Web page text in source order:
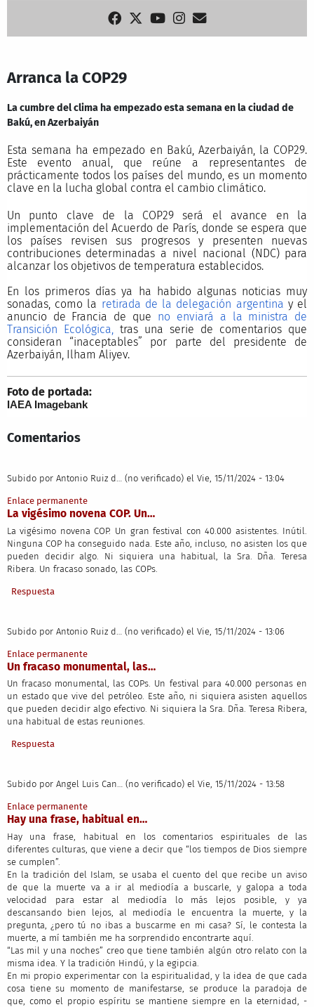
Arranca la COP29
La cumbre del clima ha empezado esta semana en la ciudad de
Bakú, en Azerbaiyán
Esta semana ha empezado en Bakú, Azerbaiyán, la COP29.
Este evento anual, que reúne a representantes de
prácticamente todos los países del mundo, es un momento
clave en la lucha global contra el cambio climático.
Un punto clave de la COP29 será el avance en la
implementación del Acuerdo de París, donde se espera que
los países revisen sus progresos y presenten nuevas
contribuciones determinadas a nivel nacional (NDC) para
alcanzar los objetivos de temperatura establecidos.
En los primeros días ya ha habido algunas noticias muy
sonadas, como la retirada de la delegación argentina y el
anuncio de Francia de que no enviará a la ministra de
Transición Ecológica,tras una serie de comentarios que
consideran “inaceptables” por parte del presidente de
Azerbaiyán, Ilham Aliyev.
Foto de portada:
IAEA Imagebank
Comentarios
Subido por Antonio Ruiz d… (no verificado) el Vie, 15/11/2024 - 13:04
Enlace permanente
La vigésimo novena COP. Un…
La vigésimo novena COP. Un gran festival con 40.000 asistentes. Inútil.
Ninguna COP ha conseguido nada. Este año, incluso, no asisten los que
pueden decidir algo. Ni siquiera una habitual, la Sra. Dña. Teresa
Ribera. Un fracaso sonado, las COPs.
Respuesta
Subido por Antonio Ruiz d… (no verificado) el Vie, 15/11/2024 - 13:06
Enlace permanente
Un fracaso monumental, las…
Un fracaso monumental, las COPs. Un festival para 40.000 personas en
un estado que vive del petróleo. Este año, ni siquiera asisten aquellos
que pueden decidir algo efectivo. Ni siquiera la Sra. Dña. Teresa Ribera,
una habitual de estas reuniones.
Respuesta
Subido por Angel Luis Can… (no verificado) el Vie, 15/11/2024 - 13:58
Enlace permanente
Hay una frase, habitual en…
Hay una frase, habitual en los comentarios espirituales de las
diferentes culturas, que viene a decir que “los tiempos de Dios siempre
se cumplen”.
En la tradición del Islam, se usaba el cuento del que recibe un aviso
de que la muerte va a ir al mediodía a buscarle, y galopa a toda
velocidad para estar al mediodía lo más lejos posible, y ya
descansando bien lejos, al mediodía le encuentra la muerte, y la
pregunta, ¿pero tú no ibas a buscarme en mi casa? Sí, le contesta la
muerte, a mí también me ha sorprendido encontrarte aquí.
“Las mil y una noches” creo que tiene también algún otro relato con la
misma idea. Y la tradición Hindú, y la egipcia.
En mi propio experimentar con la espiritualidad, y la idea de que cada
cosa tiene su momento de manifestarse, se produce la paradoja de
que, como el propio espíritu se mantiene siempre en la eternidad, -